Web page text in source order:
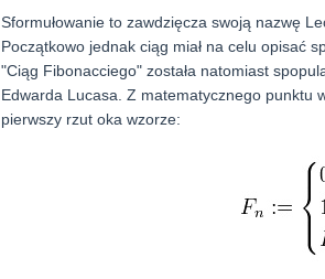
Sformułowanie to zawdzięcza swoją nazwę
Początkowo jednak ciąg miał na celu opisać
"Ciąg Fibonacciego" została natomiast
Edwarda Lucasa. Z matematycznego punktu
pierwszy rzut oka wzorze: